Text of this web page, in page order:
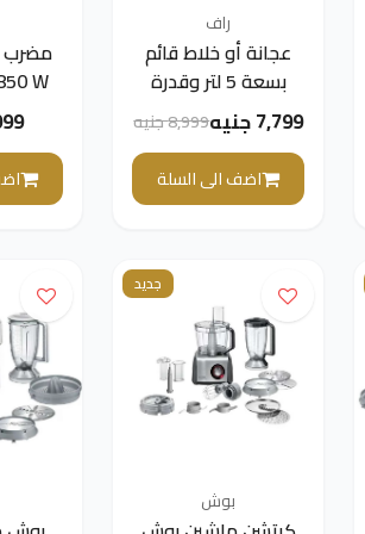
راف
عجانة أو خلاط قائم
بسعة 5 لتر وقدرة
1400 واط ماركة
"راف" من طراز (ضمان
3 سنوات)
7,799 جنيه 8,999 جنيه
اضف الى السلة
جديد
بوش